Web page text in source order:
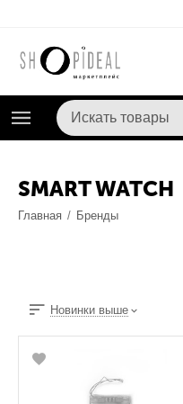
SMART WATCH
Главная / Бренды
Новинки выше